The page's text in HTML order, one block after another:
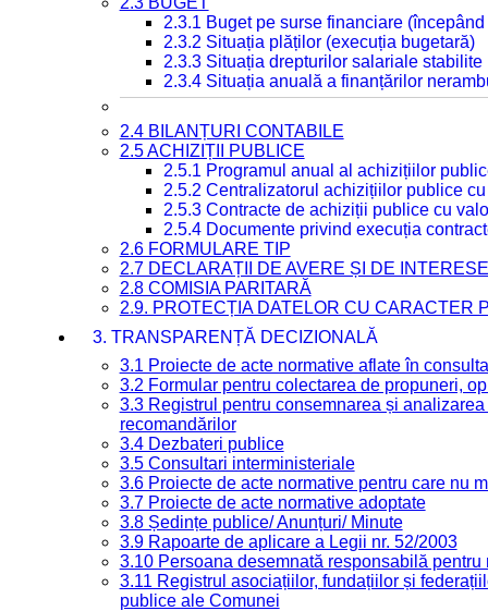
2.3.1 Buget pe surse financiare
2.3.2 Situația plăților (execuția bugetară)
2.3.3 Situația drepturilor salariale
2.3.4 Situația anuală a finanțărilor
2.4 BILANȚURI CONTABILE
2.5 ACHIZIȚII PUBLICE
2.5.1 Programul anual al achizițiilor
2.5.2 Centralizatorul achizițiilor publice
2.5.3 Contracte de achiziții publice cu
2.5.4 Documente privind execuția
2.6 FORMULARE TIP
2.7 DECLARAȚII DE AVERE ȘI DE INTERESE
2.8 COMISIA PARITARĂ
2.9. PROTECȚIA DATELOR CU CARACTER
3. TRANSPARENȚĂ DECIZIONALĂ
3.1 Proiecte de acte normative aflate în
3.2 Formular pentru colectarea de propuneri,
3.3 Registrul pentru consemnarea și
recomandărilor
3.4 Dezbateri publice
3.5 Consultari interministeriale
3.6 Proiecte de acte normative pentru care nu
3.7 Proiecte de acte normative adoptate
3.8 Ședințe publice/ Anunțuri/ Minute
3.9 Rapoarte de aplicare a Legii nr. 52/2003
3.10 Persoana desemnată responsabilă
3.11 Registrul asociațiilor, fundațiilor și
publice ale Comunei